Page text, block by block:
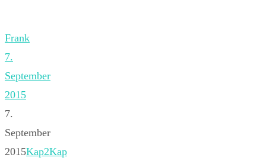
Frank
7.
September
2015
7.
September
2015Kap2Kap